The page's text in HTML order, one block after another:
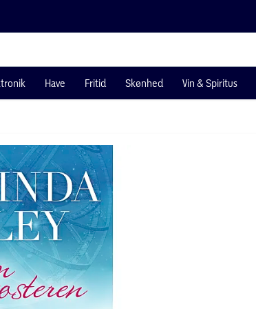
Have Fritid Skønhed Vin & Spiritus